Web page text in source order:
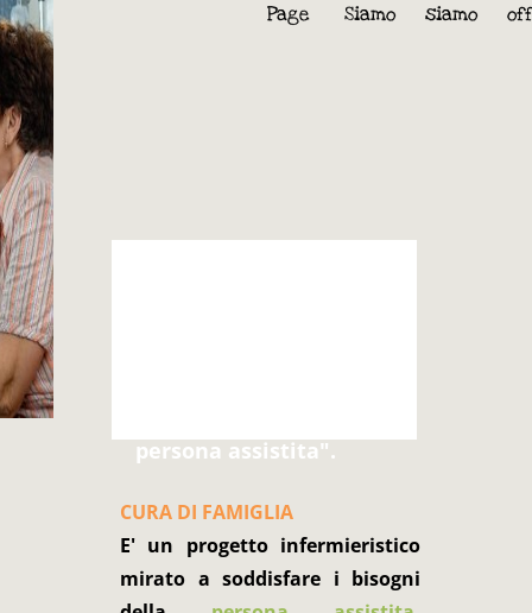
Page Siamo siamo
persona assistita".
CURA DI FAMIGLIA
E' un progetto infermieristico
mirato a soddisfare i bisogni